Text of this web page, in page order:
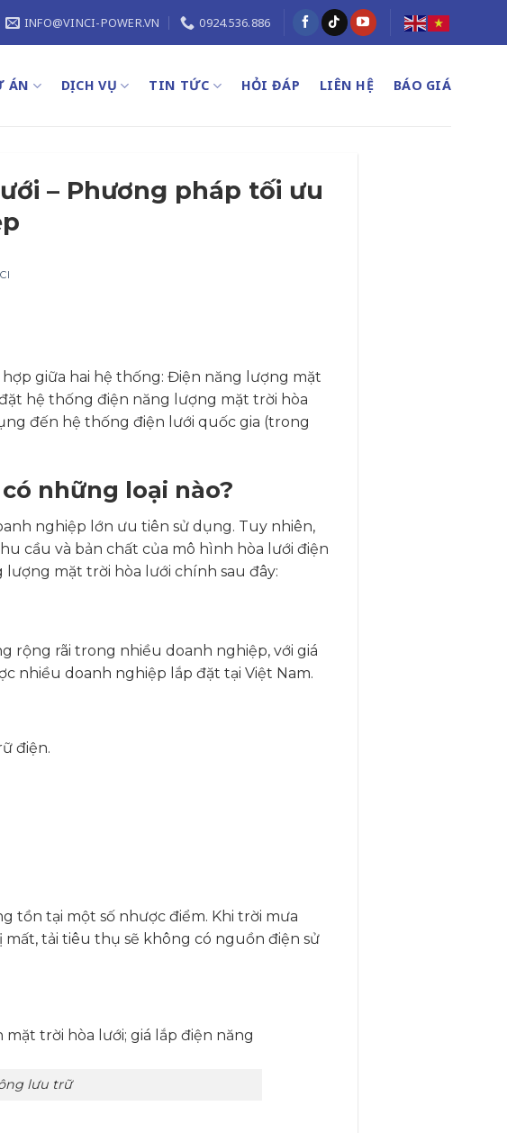
INFO@VINCI-POWER.VN 0924.536.886
ÁN DỊCH VỤ TIN TỨC HỎI ĐÁP LIÊN HỆ BÁO GIÁ
– Phương pháp tối ưu
giữa hai hệ thống: Điện năng lượng mặt
hệ thống điện năng lượng mặt trời hòa
đến hệ thống điện lưới quốc gia (trong
những loại nào?
nghiệp lớn ưu tiên sử dụng. Tuy nhiên,
cầu và bản chất của mô hình hòa lưới điện
lượng mặt trời hòa lưới chính sau đây:
rộng rãi trong nhiều doanh nghiệp, với giá
nhiều doanh nghiệp lắp đặt tại Việt Nam.
điện.
tồn tại một số nhược điểm. Khi trời mưa
tải tiêu thụ sẽ không có nguồn điện sử
lưu trữ